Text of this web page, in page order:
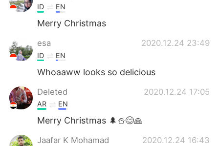
ID EN
Merry Christmas
esa 2020.12.24 23:49
ID EN
Whoaaww looks so delicious
Deleted 2020.12.24 17:05
AR EN
Merry Christmas 🌲⛄😊🙏
Jaafar K Mohamad 2020.12.24 16:43